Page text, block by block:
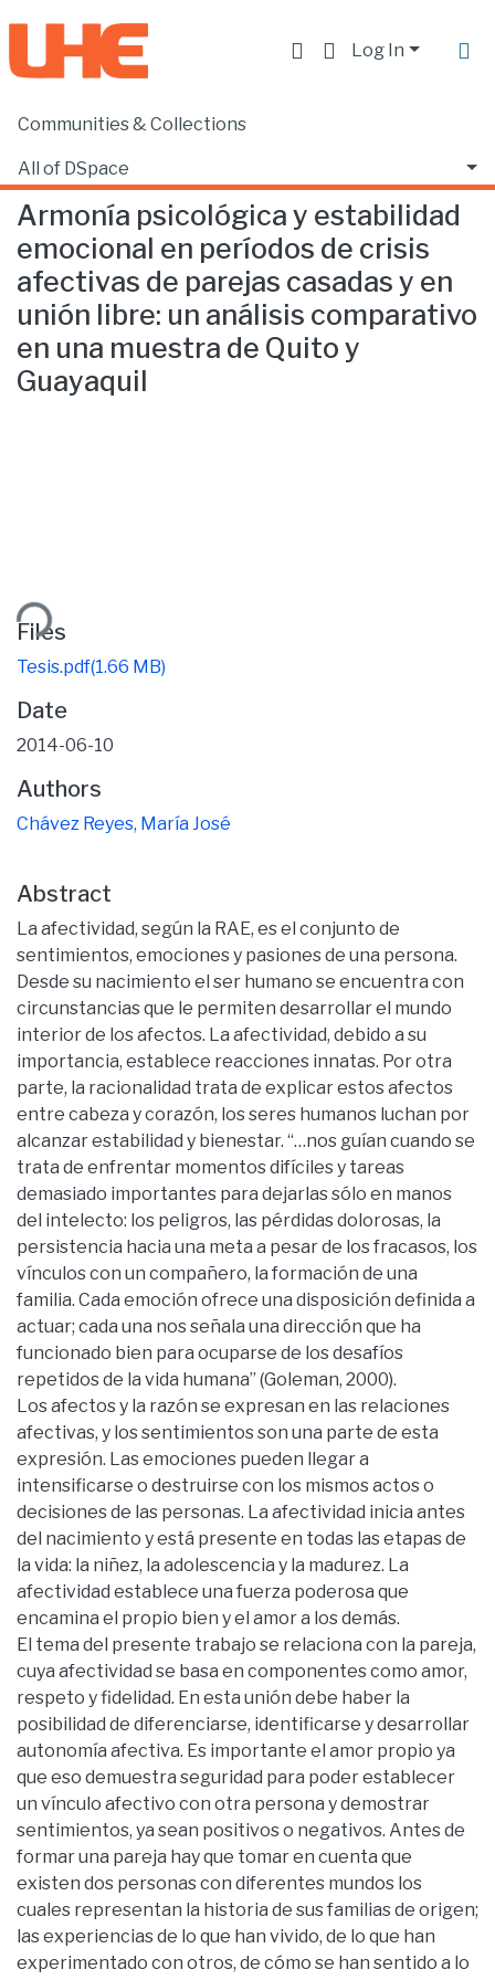
Log In
Communities & Collections
All of DSpace
Statistics
Home Facultad de Educación
Armonía psicológica y estabilidad
emocional en períodos de crisis
afectivas de parejas casadas y en
unión libre: un análisis comparativo
en una muestra de Quito y
Guayaquil
Loading...
Files
Tesis.pdf(1.66 MB)
Date
2014-06-10
Authors
Chávez Reyes, María José
Abstract
La afectividad, según la RAE, es el conjunto de
sentimientos, emociones y pasiones de una persona.
Desde su nacimiento el ser humano se encuentra con
circunstancias que le permiten desarrollar el mundo
interior de los afectos. La afectividad, debido a su
importancia, establece reacciones innatas. Por otra
parte, la racionalidad trata de explicar estos afectos
entre cabeza y corazón, los seres humanos luchan por
alcanzar estabilidad y bienestar. “…nos guían cuando se
trata de enfrentar momentos difíciles y tareas
demasiado importantes para dejarlas sólo en manos
del intelecto: los peligros, las pérdidas dolorosas, la
persistencia hacia una meta a pesar de los fracasos, los
vínculos con un compañero, la formación de una
familia. Cada emoción ofrece una disposición definida a
actuar; cada una nos señala una dirección que ha
funcionado bien para ocuparse de los desafíos
repetidos de la vida humana” (Goleman, 2000).
Los afectos y la razón se expresan en las relaciones
afectivas, y los sentimientos son una parte de esta
expresión. Las emociones pueden llegar a
intensificarse o destruirse con los mismos actos o
decisiones de las personas. La afectividad inicia antes
del nacimiento y está presente en todas las etapas de
la vida: la niñez, la adolescencia y la madurez. La
afectividad establece una fuerza poderosa que
encamina el propio bien y el amor a los demás.
El tema del presente trabajo se relaciona con la pareja,
cuya afectividad se basa en componentes como amor,
respeto y fidelidad. En esta unión debe haber la
posibilidad de diferenciarse, identificarse y desarrollar
autonomía afectiva. Es importante el amor propio ya
que eso demuestra seguridad para poder establecer
un vínculo afectivo con otra persona y demostrar
sentimientos, ya sean positivos o negativos. Antes de
formar una pareja hay que tomar en cuenta que
existen dos personas con diferentes mundos los
cuales representan la historia de sus familias de origen;
las experiencias de lo que han vivido, de lo que han
experimentado con otros, de cómo se han sentido a lo